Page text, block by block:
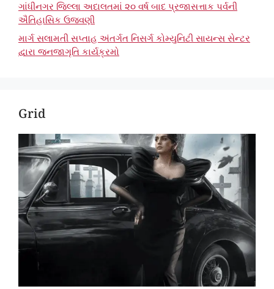
ગાંધીનગર જિલ્લા અદાલતમાં ૨૦ વર્ષ બાદ પ્રજાસત્તાક પર્વની
ઐતિહાસિક ઉજવણી
માર્ગ સલામતી સપ્તાહ અંતર્ગત નિસર્ગ કોમ્યુનિટી સાયન્સ સેન્ટર
દ્વારા જનજાગૃતિ કાર્યક્રમો
Grid